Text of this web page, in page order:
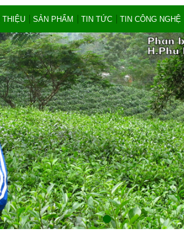
THIỆU SẢN PHẨM TIN TỨC TIN CÔNG NGHỆ